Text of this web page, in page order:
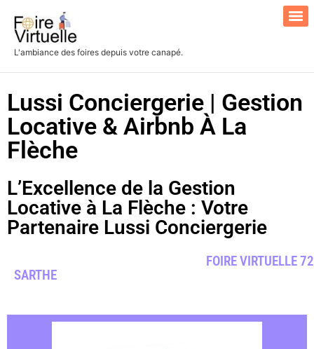
L'ambiance des foires depuis votre canapé.
Lussi Conciergerie | Gestion
Locative & Airbnb À La
Flèche
L’Excellence de la Gestion
Locative à La Flèche : Votre
Partenaire Lussi Conciergerie
FOIRE VIRTUELLE 72
SARTHE